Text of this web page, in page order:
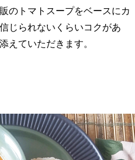
のトマトスープをベースにカ
じられないくらいコクがあ
えていただきます。